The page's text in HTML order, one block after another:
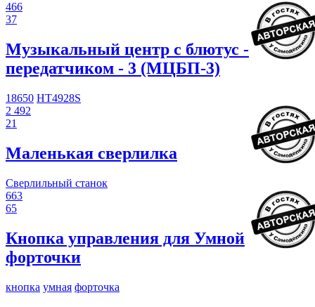
466
37
Музыкальный центр с блютус -
передатчиком - 3 (МЦБП-3)
18650 HT4928S
2 492
21
Маленькая сверлилка
Сверлильный станок
663
65
Кнопка управления для Умной
форточки
кнопка умная форточка